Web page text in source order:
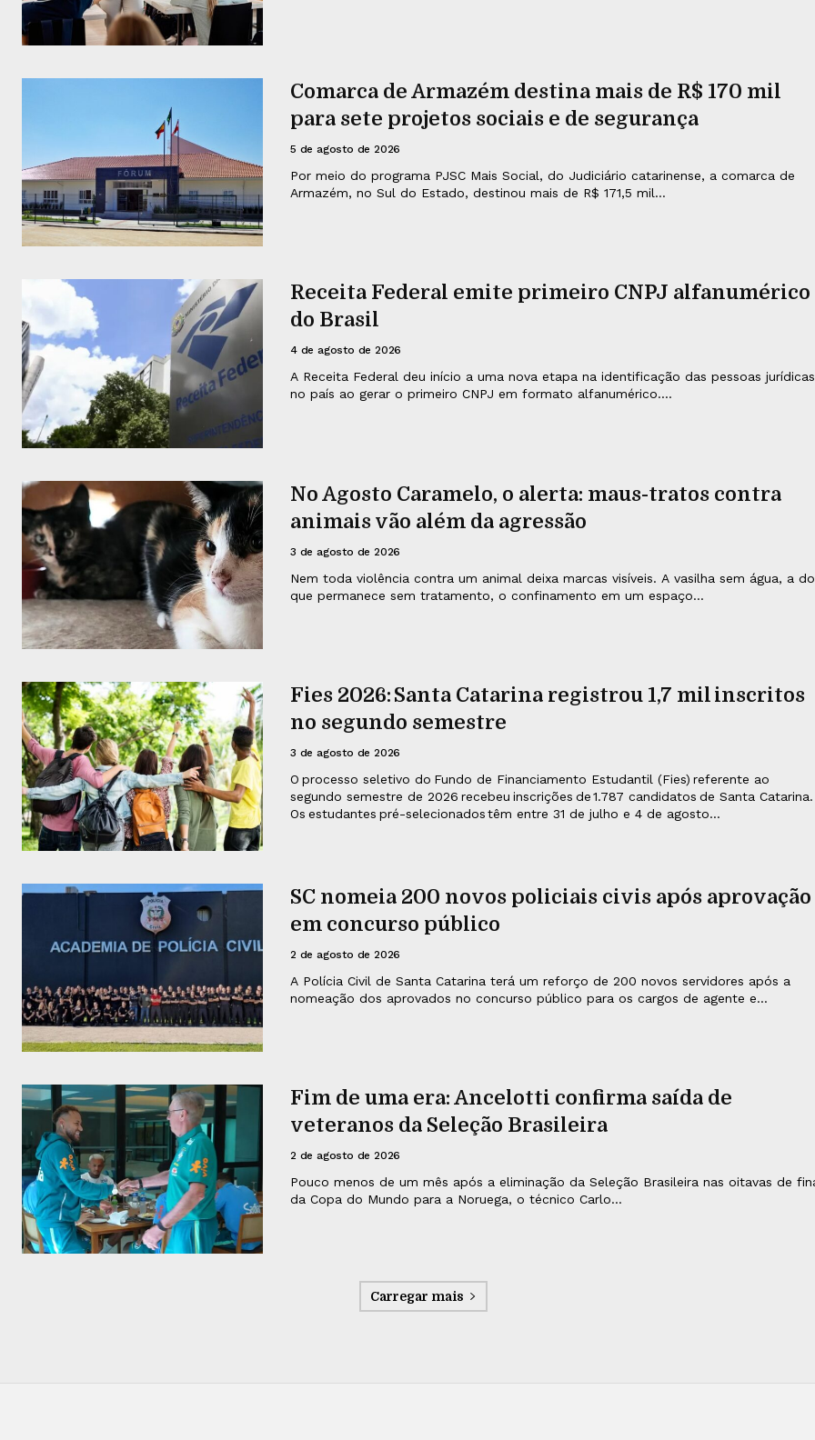
Comarca de Armazém destina mais de R$ 170 mil
para sete projetos sociais e de segurança
5 de agosto de 2026
Por meio do programa PJSC Mais Social, do Judiciário catarinense, a comarca de
Armazém, no Sul do Estado, destinou mais de R$ 171,5 mil...
Receita Federal emite primeiro CNPJ alfanumérico
do Brasil
4 de agosto de 2026
A Receita Federal deu início a uma nova etapa na identificação das pessoas jurídicas
no país ao gerar o primeiro CNPJ em formato alfanumérico....
No Agosto Caramelo, o alerta: maus-tratos contra
animais vão além da agressão
3 de agosto de 2026
Nem toda violência contra um animal deixa marcas visíveis. A vasilha sem água, a
que permanece sem tratamento, o confinamento em um espaço...
Fies 2026: Santa Catarina registrou 1,7 mil inscritos
no segundo semestre
3 de agosto de 2026
O processo seletivo do Fundo de Financiamento Estudantil (Fies) referente ao
segundo semestre de 2026 recebeu inscrições de 1.787 candidatos de Santa Catarina.
Os estudantes pré-selecionados têm entre 31 de julho e 4 de agosto...
SC nomeia 200 novos policiais civis após aprovação
em concurso público
2 de agosto de 2026
A Polícia Civil de Santa Catarina terá um reforço de 200 novos servidores após a
nomeação dos aprovados no concurso público para os cargos de agente e...
Fim de uma era: Ancelotti confirma saída de
veteranos da Seleção Brasileira
2 de agosto de 2026
Pouco menos de um mês após a eliminação da Seleção Brasileira nas oitavas de
da Copa do Mundo para a Noruega, o técnico Carlo...
Carregar mais